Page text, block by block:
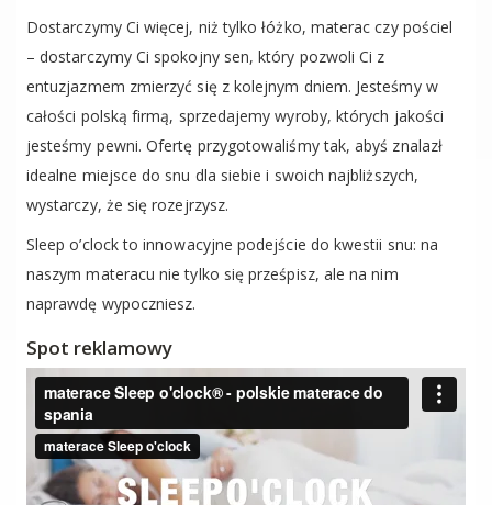
Dostarczymy Ci więcej, niż tylko łóżko, materac czy pościel
– dostarczymy Ci spokojny sen, który pozwoli Ci z
entuzjazmem zmierzyć się z kolejnym dniem. Jesteśmy w
całości polską firmą, sprzedajemy wyroby, których jakości
jesteśmy pewni. Ofertę przygotowaliśmy tak, abyś znalazł
idealne miejsce do snu dla siebie i swoich najbliższych,
wystarczy, że się rozejrzysz.
Sleep o’clock to innowacyjne podejście do kwestii snu: na
naszym materacu nie tylko się prześpisz, ale na nim
naprawdę wypoczniesz.
Spot reklamowy